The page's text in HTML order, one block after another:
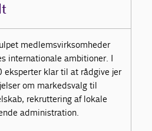
medlemsvirksomheder
internationale ambitioner. I
eksperter klar til at rådgive jer
om markedsvalg til
rekruttering af lokale
administration.